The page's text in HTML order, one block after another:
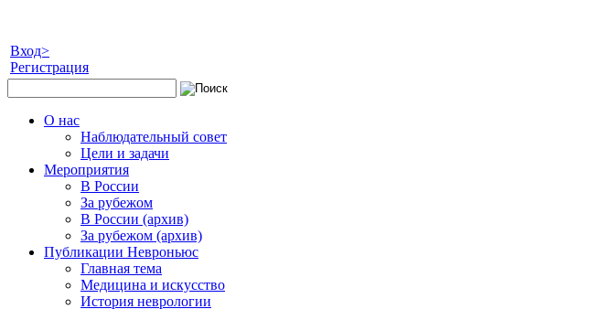
Вход>
Регистрация
О нас
Наблюдательный совет
Цели и задачи
Мероприятия
В России
За рубежом
В России (архив)
За рубежом (архив)
Публикации Невроньюс
Главная тема
Медицина и искусство
История неврологии